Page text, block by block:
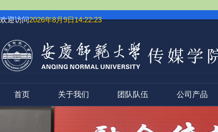
欢迎访问2026年8月9日14:22:24
首页 关于我们 团队队伍 公司产品